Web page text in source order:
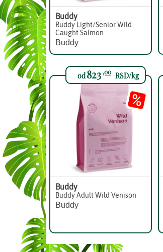
Buddy
Buddy Light/Senior Wild
Caught Salmon
Buddy
od823,00 RSD/kg
Buddy
Buddy Adult Wild Venison
Buddy